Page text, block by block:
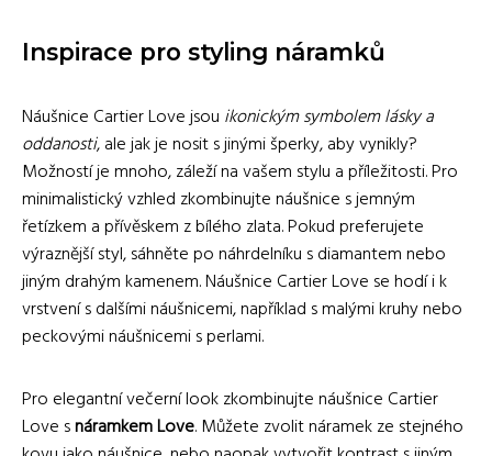
Inspirace pro styling náramků
Náušnice Cartier Love jsou ikonickým symbolem lásky a
oddanosti, ale jak je nosit s jinými šperky, aby vynikly?
Možností je mnoho, záleží na vašem stylu a příležitosti. Pro
minimalistický vzhled zkombinujte náušnice s jemným
řetízkem a přívěskem z bílého zlata. Pokud preferujete
výraznější styl, sáhněte po náhrdelníku s diamantem nebo
jiným drahým kamenem. Náušnice Cartier Love se hodí i k
vrstvení s dalšími náušnicemi, například s malými kruhy nebo
peckovými náušnicemi s perlami.
Pro elegantní večerní look zkombinujte náušnice Cartier
Love snáramkem Love. Můžete zvolit náramek ze stejného